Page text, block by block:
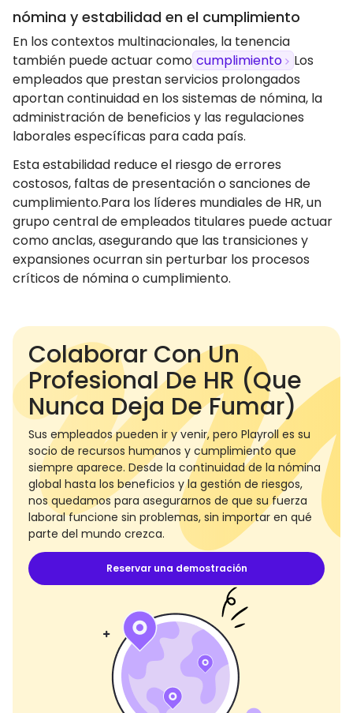
nómina y estabilidad en el cumplimiento
En los contextos multinacionales, la tenencia
también puede actuar como cumplimiento
Los
empleados que prestan servicios prolongados
aportan continuidad en los sistemas de nómina, la
administración de beneficios y las regulaciones
laborales específicas para cada país.
Esta estabilidad reduce el riesgo de errores
costosos, faltas de presentación o sanciones de
cumplimiento.Para los líderes mundiales de HR, un
grupo central de empleados titulares puede actuar
como anclas, asegurando que las transiciones y
expansiones ocurran sin perturbar los procesos
críticos de nómina o cumplimiento.
Colaborar Con Un
Profesional De HR (que
Nunca Deja De Fumar)
Sus empleados pueden ir y venir, pero Playroll es su
socio de recursos humanos y cumplimiento que
siempre aparece. Desde la continuidad de la nómina
global hasta los beneficios y la gestión de riesgos,
nos quedamos para asegurarnos de que su fuerza
laboral funcione sin problemas, sin importar en qué
parte del mundo crezca.
Reservar una demostración